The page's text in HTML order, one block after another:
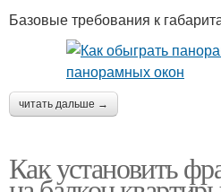
Базовые требования к
читать дальше →
Как установить